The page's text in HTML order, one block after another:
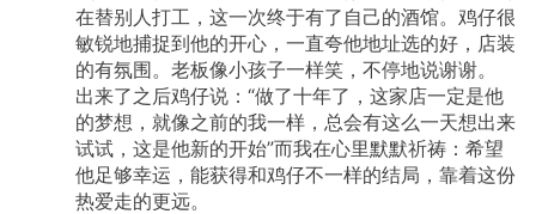
在替别人打工，这一次终于有了自己的酒馆。鸡仔很
敏锐地捕捉到他的开心，一直夸他地址选的好，店装
的有氛围。老板像小孩子一样笑，不停地说谢谢。
出来了之后鸡仔说：“做了十年了，这家店一定是他
的梦想，就像之前的我一样，总会有这么一天想出来
试试，这是他新的开始”而我在心里默默祈祷：希望
他足够幸运，能获得和鸡仔不一样的结局，靠着这份
热爱走的更远。